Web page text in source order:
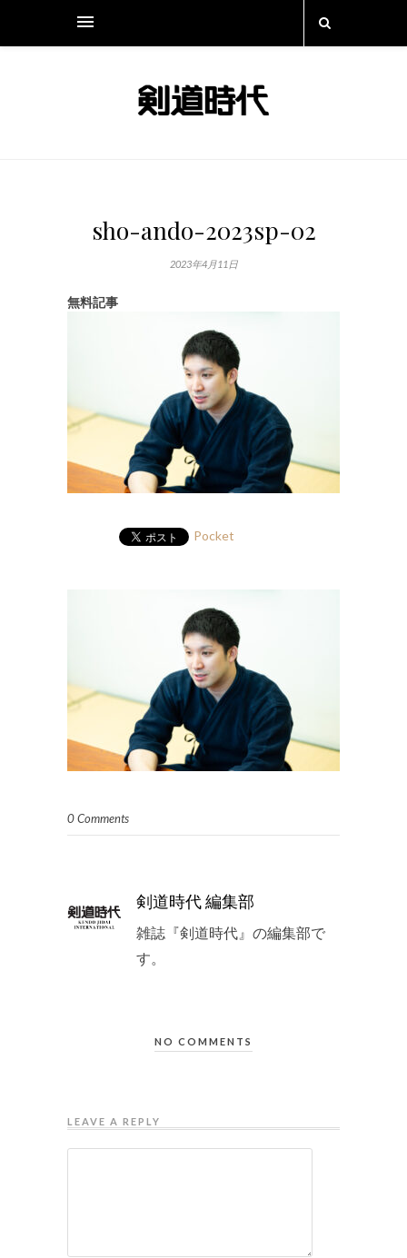
sho-ando-2023sp-02
2023年4月11日
無料記事
Pocket
0 Comments
剣道時代 編集部
雑誌『剣道時代』の編集部で
す。
NO COMMENTS
LEAVE A REPLY